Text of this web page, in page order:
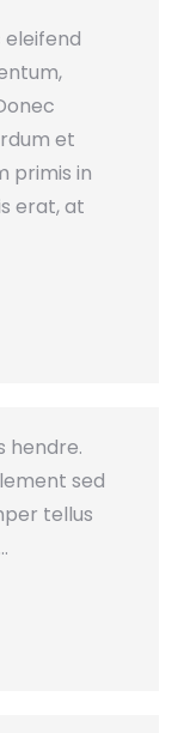
eleifend
et
primis in
erat, at
hendre.
sed
tellus